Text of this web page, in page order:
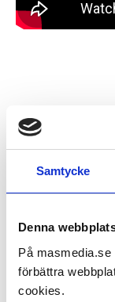
Samtycke
Denna
På
förbättra
cookies.
Här är hur vi
online för
och